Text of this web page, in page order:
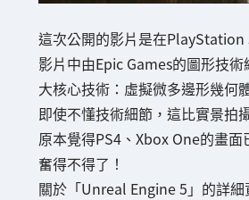
這次公開的影片是在
影片中由Epic Games的圖形技
大核心技術：虛擬微多邊形幾何
即使不懂技術細節，這比實景拍
原本覺得PS4、Xbox One的畫
奮得不得了！
關於「Unreal Engine 5」的詳細